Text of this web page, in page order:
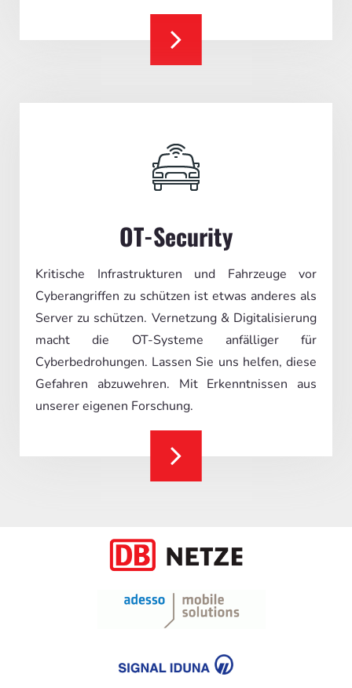
OT-Security
Kritische Infrastrukturen und Fahrzeuge vor
Cyberangriffen zu schützen ist etwas anderes als
Server zu schützen. Vernetzung & Digitalisierung
macht die OT-Systeme anfälliger für
Cyberbedrohungen. Lassen Sie uns helfen, diese
Gefahren abzuwehren. Mit Erkenntnissen aus
unserer eigenen Forschung.